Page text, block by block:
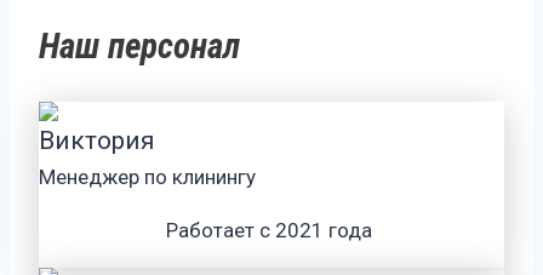
Наш персонал
Виктория
Менеджер по клинингу
Работает с 2021 года